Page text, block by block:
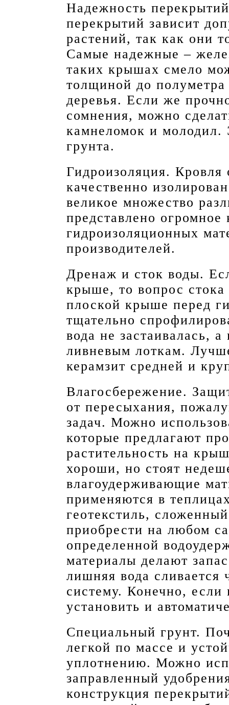
Надежность
перекрытий зависит
растений, так как они
Самые надежные –
таких крышах смело
толщиной до
деревья. Если же
сомнения, можно
камнеломок и молодил.
грунта.
Гидроизоляция. Кровля
качественно
великое множество
представлено огромное
гидроизоляционных
производителей.
Дренаж и сток воды.
крыше, то вопрос
плоской крыше перед
тщательно
вода не застаивалась,
ливневым лоткам.
керамзит средней и
Влагосбережение.
от пересыхания,
задач. Можно
которые предлагают
растительность на
хороши, но стоят
влагоудерживающие
применяются в
геотекстиль,
приобрести на любом
определенной
материалы делают
лишняя вода сливается
систему. Конечно,
установить и
Специальный грунт.
легкой по массе и
уплотнению. Можно
заправленный
конструкция